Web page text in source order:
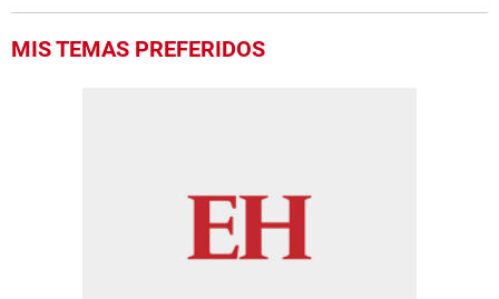
MIS TEMAS PREFERIDOS